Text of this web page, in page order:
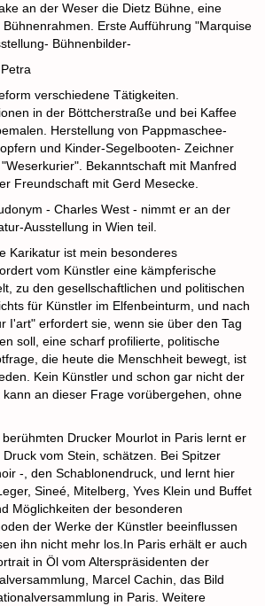
an der Weser die Dietz Bühne, eine
Erste Aufführung "Marquise
Bühnenbilder-
verschiedene Tätigkeiten.
in der Böttcherstraße und bei Kaffee
Herstellung von Pappmaschee-
und Kinder-Segelbooten- Zeichner
Bekanntschaft mit Manfred
Freundschaft mit Gerd Mesecke.
- Charles West - nimmt er an der
Ausstellung in Wien teil.
Karikatur ist mein besonderes
vom Künstler eine kämpferische
zu den gesellschaftlichen und politischen
für Künstler im Elfenbeinturm, und nach
I'art" erfordert sie, wenn sie über den Tag
soll, eine scharf profilierte, politische
die heute die Menschheit bewegt, ist
Kein Künstler und schon gar nicht der
kann an dieser Frage vorübergehen, ohne
berühmten Drucker Mourlot in Paris lernt er
vom Stein, schätzen. Bei Spitzer
-, den Schablonendruck, und lernt hier
Sineé, Mitelberg, Yves Klein und Buffet
Möglichkeiten der besonderen
der Werke der Künstler beeinflussen
ihn nicht mehr los. In Paris erhält er auch
in Öl vom Alterspräsidenten der
Marcel Cachin, das Bild
in Paris. Weitere